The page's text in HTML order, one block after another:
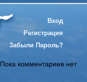
Вход
Регистрация
Забыли Пароль?
Пока комментариев нет